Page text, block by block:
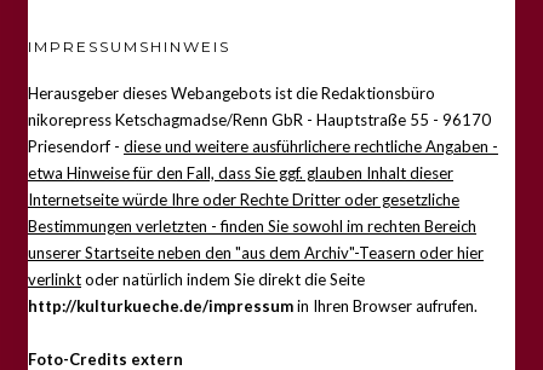
IMPRESSUMSHINWEIS
Herausgeber dieses Webangebots ist die Redaktionsbüro
nikorepress Ketschagmadse/Renn GbR - Hauptstraße 55 - 96170
Priesendorf - diese und weitere ausführlichere rechtliche Angaben -
etwa Hinweise für den Fall, dass Sie ggf. glauben Inhalt dieser
Internetseite würde Ihre oder Rechte Dritter oder gesetzliche
Bestimmungen verletzten - finden Sie sowohl im rechten Bereich
unserer Startseite neben den "aus dem Archiv"-Teasern oder hier
verlinktoder natürlich indem Sie direkt die Seite
http://kulturkueche.de/impressumin Ihren Browser aufrufen.
Foto-Credits extern